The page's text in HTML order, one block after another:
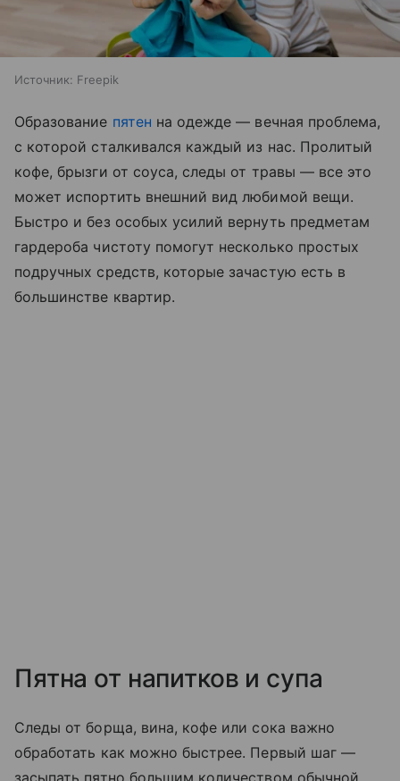
Источник: Freepik
Образование пятен на одежде — вечная проблема,
с которой сталкивался каждый из нас. Пролитый
кофе, брызги от соуса, следы от травы — все это
может испортить внешний вид любимой вещи.
Быстро и без особых усилий вернуть предметам
гардероба чистоту помогут несколько простых
подручных средств, которые зачастую есть в
большинстве квартир.
Пятна от напитков и супа
Следы от борща, вина, кофе или сока важно
обработать как можно быстрее. Первый шаг —